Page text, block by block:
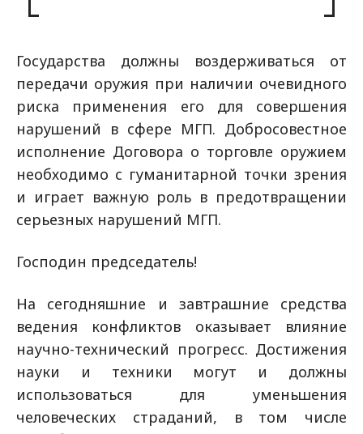
Государства должны воздерживаться от
передачи оружия при наличии очевидного
риска применения его для совершения
нарушений в сфере МГП. Добросовестное
исполнение Договора о торговле оружием
необходимо с гуманитарной точки зрения
и играет важную роль в предотвращении
серьезных нарушений МГП.
Господин председатель!
На сегодняшние и завтрашние средства
ведения конфликтов оказывает влияние
научно-технический прогресс. Достижения
науки и техники могут и должны
использоваться для уменьшения
человеческих страданий, в том числе